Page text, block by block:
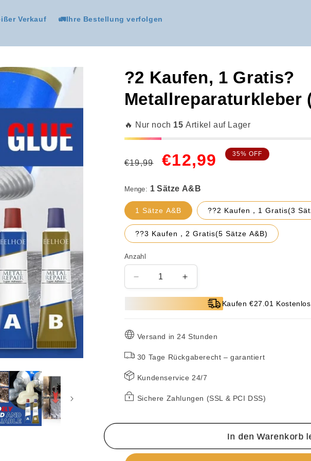
Verkauf 🚛Ihre Bestellung verfolgen
?2 Kaufen, 1 Gratis?
Metallreparaturkleber
🔥 Nur noch 15Artikel auf Lager
Normaler
Preis
€19,99
Verkaufspreis
€12,99 35% OFF
Menge:
1 Sätze A&B ??2 Kaufen，1 Gratis(3
??3 Kaufen，2 Gratis(5 Sätze A&B)
Anzahl
Verringere
die
für
2
1
Metallreparaturkleber
Erhöhe
die
Menge
für
2
1
Metallreparaturkleber
Kaufen €27.01
Versand in 24 Stunden
30 Tage Rückgaberecht – garantiert
Kundenservice 24/7
Sichere Zahlungen (SSL & PCI DSS)
In den Warenkorb